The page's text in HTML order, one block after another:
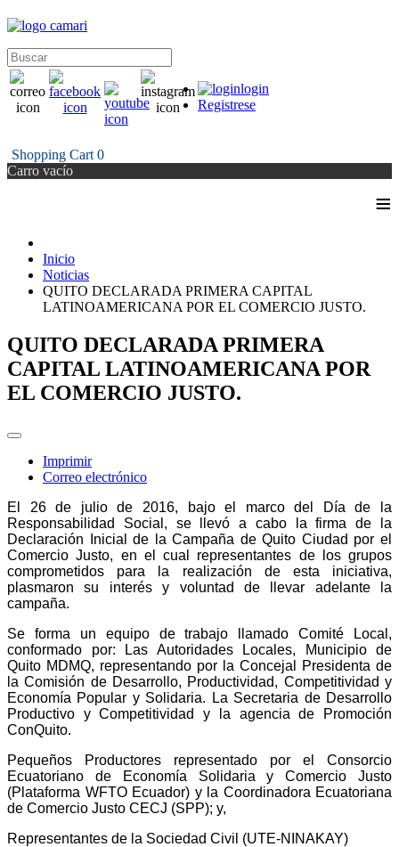
login
Registrese
Shopping Cart 0
Carro vacío
≡
Inicio
Noticias
QUITO DECLARADA PRIMERA CAPITAL
LATINOAMERICANA POR EL COMERCIO JUSTO.
QUITO DECLARADA PRIMERA
CAPITAL LATINOAMERICANA POR
EL COMERCIO JUSTO.
Imprimir
Correo electrónico
El 26 de julio de 2016, bajo el marco del Día de la
Responsabilidad Social, se llevó a cabo la firma de la
Declaración Inicial de la Campaña de Quito Ciudad por el
Comercio Justo, en el cual representantes de los grupos
comprometidos para la realización de esta iniciativa,
plasmaron su interés y voluntad de llevar adelante la
campaña.
Se forma un equipo de trabajo llamado Comité Local,
conformado por: Las Autoridades Locales, Municipio de
Quito MDMQ, representando por la Concejal Presidenta de
la Comisión de Desarrollo, Productividad, Competitividad y
Economía Popular y Solidaria. La Secretaria de Desarrollo
Productivo y Competitividad y la agencia de Promoción
ConQuito.
Pequeños Productores representado por el Consorcio
Ecuatoriano de Economía Solidaria y Comercio Justo
(Plataforma WFTO Ecuador) y la Coordinadora Ecuatoriana
de Comercio Justo CECJ (SPP); y,
Representantes de la Sociedad Civil (UTE-NINAKAY)